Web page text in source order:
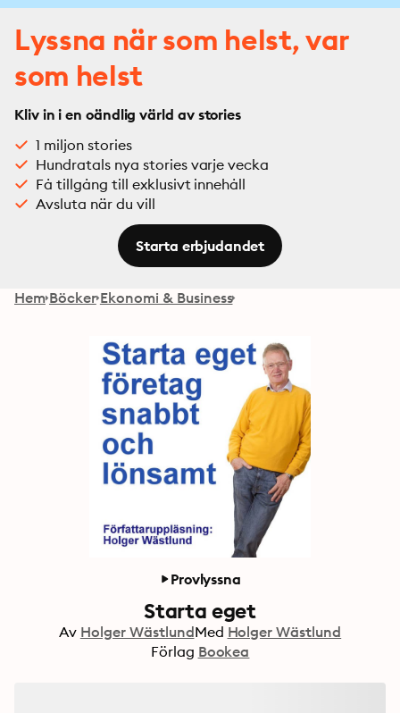
Lyssna när som helst, var
som helst
Kliv in i en oändlig värld av stories
1 miljon stories
Hundratals nya stories varje vecka
Få tillgång till exklusivt innehåll
Avsluta när du vill
Starta erbjudandet
Hem Böcker Ekonomi & Business
Provlyssna
Starta eget
Av Holger WästlundMed Holger Wästlund
Förlag Bookea